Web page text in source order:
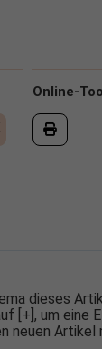
Online-
dieses
[+], um eine
neuen Artikel